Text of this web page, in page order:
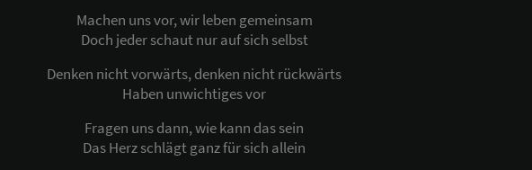
Machen uns vor, wir leben gemeinsam
Doch jeder schaut nur auf sich selbst
Denken nicht vorwärts, denken nicht rückwärts
Haben unwichtiges vor
Fragen uns dann, wie kann das sein
Das Herz schlägt ganz für sich allein